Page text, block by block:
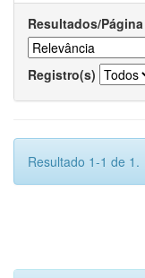
Resultados/Página
Registro(s)
Resultado 1-1 de 1.